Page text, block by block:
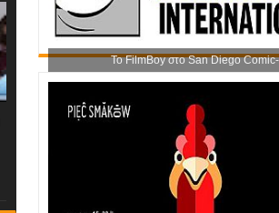
Το FilmBoy στο San Diego